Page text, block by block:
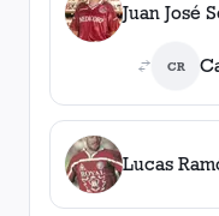
Juan José
CR
Lucas